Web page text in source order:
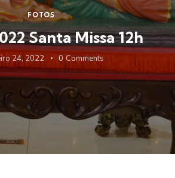
FOTOS
Santa Missa 12h
24, 2022 0 Comments